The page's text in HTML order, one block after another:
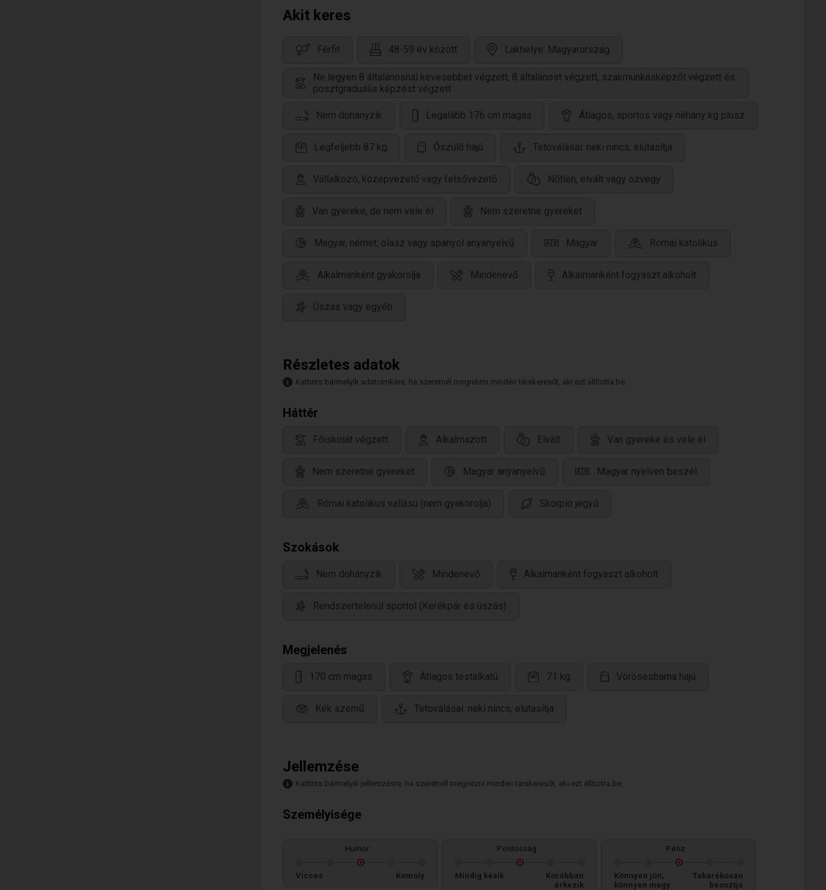
Akit keres
Férfit 48-59 év között Lakhelye: Magyarország
Ne legyen 8 általánosnál kevesebbet végzett, 8 általánost végzett, szakmunkásképzőt végzett és
posztgraduális képzést végzett
Nem dohányzik Legalább 176 cm magas Átlagos, sportos vagy néhány kg plusz
Legfeljebb 87 kg Őszülő hajú Tetoválásai: neki nincs, elutasítja
Vállalkozó, középvezető vagy felsővezető Nőtlen, elvált vagy özvegy
Van gyereke, de nem vele él Nem szeretne gyereket
Magyar, német, olasz vagy spanyol anyanyelvű Magyar Római katolikus
Alkalmanként gyakorolja Mindenevő Alkalmanként fogyaszt alkoholt
Úszás vagy egyéb
Részletes adatok
Kattints bármelyik adatcímkére, ha szeretnél megnézni minden társkeresőt, aki ezt állította be.
Háttér
Főiskolát végzett Alkalmazott Elvált Van gyereke és vele él
Nem szeretne gyereket Magyar anyanyelvű Magyar nyelven beszél
Római katolikus vallású (nem gyakorolja) Skorpió jegyű
Szokások
Nem dohányzik Mindenevő Alkalmanként fogyaszt alkoholt
Rendszertelenül sportol (Kerékpár és úszás)
Megjelenés
170 cm magas Átlagos testalkatú 71 kg Vörösesbarna hajú
Kék szemű Tetoválásai: neki nincs, elutasítja
Jellemzése
Kattints bármelyik jellemzésre, ha szeretnél megnézni minden társkeresőt, aki ezt állította be.
Személyisége
Humor
Vicces Komoly
Pontosság
Mindig késik
Korábban
érkezik
Pénz
Könnyen jön,
könnyen megy
Takarékosan
beosztja